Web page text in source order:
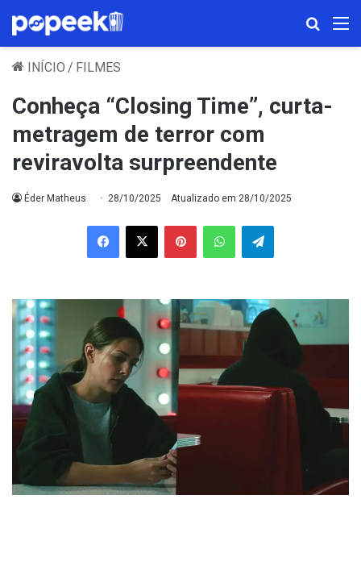
INÍCIO / FILMES
Conheça “Closing Time”, curta-
metragem de terror com
reviravolta surpreendente
Éder Matheus 28/10/2025 Atualizado em 28/10/2025
Facebook
X PinterestWhatsAppTelegram